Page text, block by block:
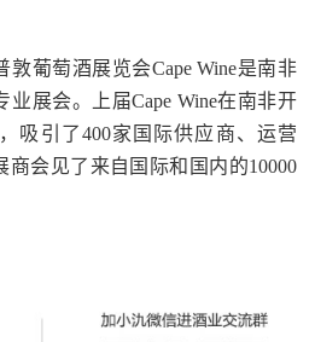
葡萄酒展览会Cape Wine是南非
展会。上届Cape Wine在南非开
吸引了400家国际供应商、运营
商会见了来自国际和国内的10000